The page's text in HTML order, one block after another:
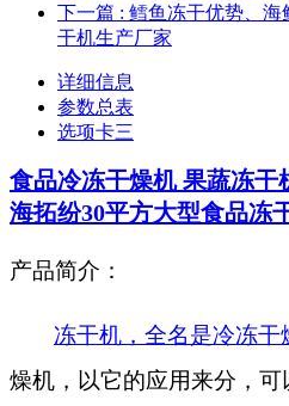
下一篇 : 鳕鱼冻干优势、
干机生产厂家
详细信息
参数总表
选项卡三
食品冷冻干燥机 果蔬冻干
海拓纷30平方大型食品冻
产品简介：
冻干机 ，全名是冷冻干
燥机，以它的应用来分，